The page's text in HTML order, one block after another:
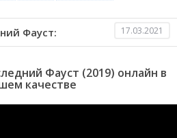
Фауст: 17.03.2021
Фауст (2019) онлайн в
качестве